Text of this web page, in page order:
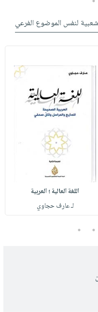
شعبية لنفس الموضوع الفرعي
اللغة العالية ؛ العربية
لـ عارف حجاوي
4
5